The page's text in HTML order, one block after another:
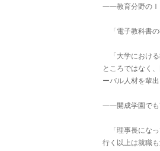
――教育分野のＩ
「電子教科書の
「大学におけ
ところではなく
ーバル人材を輩出
――開成学園でも
「理事長にな
行く以上は就職